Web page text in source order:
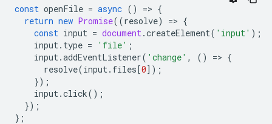
const openFile = async () => {
return new Promise((resolve) => {
const input = document.createElement( 'input' );
input. type = 'file' ;
input.addEventListener( 'change' , () => {
resolve(input. files[0]);
});
input.click();
});
};